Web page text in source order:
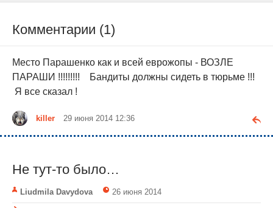
Комментарии (1)
Место Парашенко как и всей еврожопы - ВОЗЛЕ
ПАРАШИ !!!!!!!!! Бандиты должны сидеть в тюрьме !!!
Я все сказал !
killer 29 июня 2014 12:36
Не тут-то было…
Liudmila Davydova 26 июня 2014